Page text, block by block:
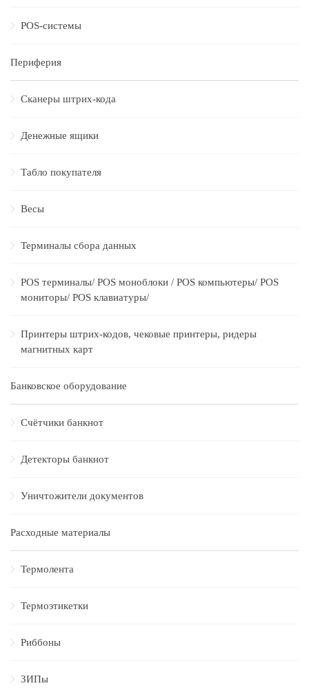
POS-системы
Периферия
Сканеры штрих-кода
Денежные ящики
Табло покупателя
Весы
Терминалы сбора данных
POS терминалы/ POS моноблоки / POS компьютеры/ POS
мониторы/ POS клавиатуры/
Принтеры штрих-кодов, чековые принтеры, ридеры
магнитных карт
Банковское оборудование
Счётчики банкнот
Детекторы банкнот
Уничтожители документов
Расходные материалы
Термолента
Термоэтикетки
Риббоны
ЗИПы